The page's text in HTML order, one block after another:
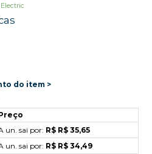
do item >
un. sai por: R$ R$ 35,65
un. sai por: R$ R$ 34,49